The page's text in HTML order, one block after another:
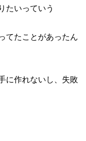
たいっていう
てたことがあったん
に作れないし、失敗